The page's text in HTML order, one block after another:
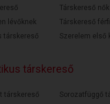
lévőknek
társkereső
Társkereső nők
Társkereső
Szerelem első
társkereső
társkereső
Sorozatfüggő